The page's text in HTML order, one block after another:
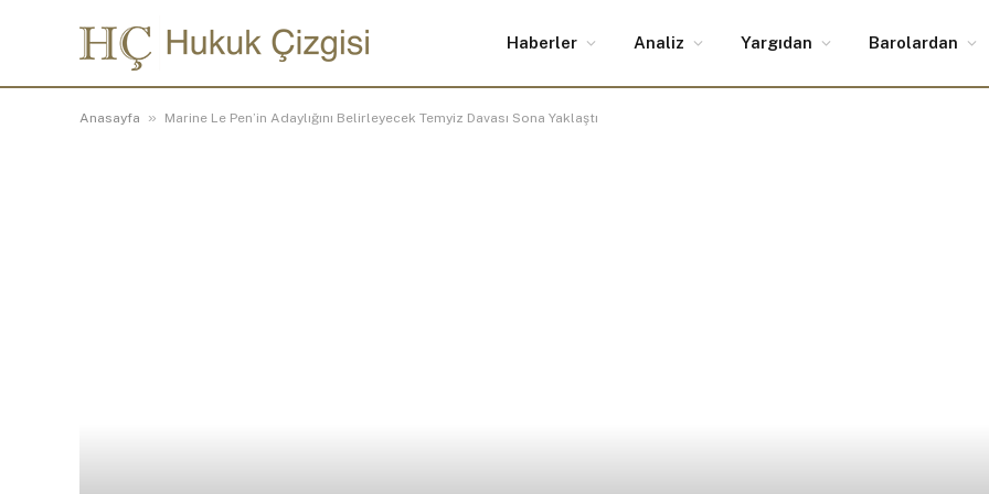
Haberler Analiz Yargıdan Barolardan
Anasayfa » Marine Le Pen’in Adaylığını Belirleyecek Temyiz Davası Sona Yaklaştı